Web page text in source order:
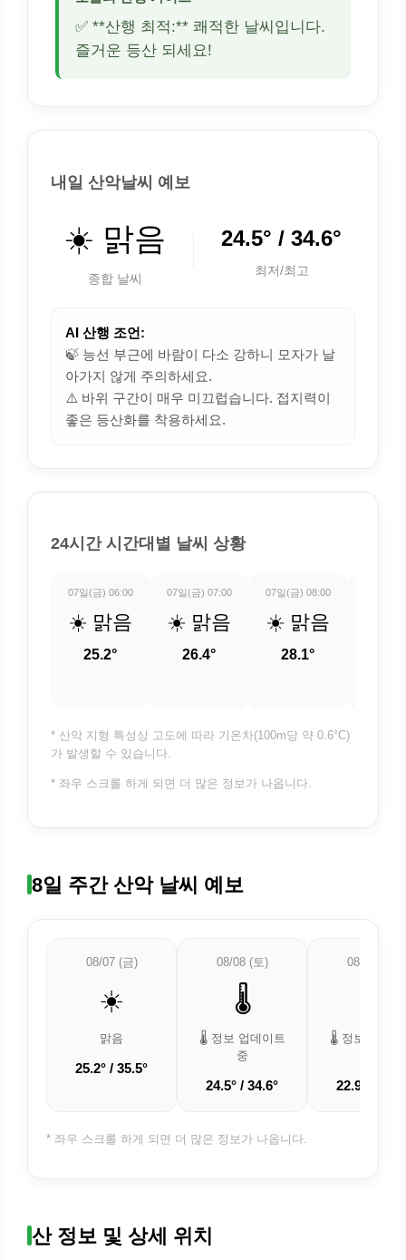
✅ **산행 최적:** 쾌적한 날씨입니다.
즐거운 등산 되세요!
내일 산악날씨 예보
☀️ 맑음
종합 날씨
24.5° / 34.6°
최저/최고
AI 산행 조언:
🍃 능선 부근에 바람이 다소 강하니 모자가 날
아가지 않게 주의하세요.
⚠️ 바위 구간이 매우 미끄럽습니다. 접지력이
좋은 등산화를 착용하세요.
24시간 시간대별 날씨 상황
07일(금) 06:00
☀️ 맑음
25.2°
07일(금) 07:00
☀️ 맑음
26.4°
07일(금) 08:00
☀️ 맑음
28.1°
* 산악 지형 특성상 고도에 따라 기온차(100m당 약 0.6°C)
가 발생할 수 있습니다.
* 좌우 스크롤 하게 되면 더 많은 정보가 나옵니다.
8일 주간 산악 날씨 예보
08/07 (금)
☀️
맑음
25.2° / 35.5°
08/08 (토)
🌡️
🌡️ 정보 업데이트
중
24.5° / 34.6°
08/09 (일)
🌡️ 정보 업데이
22.9° /
* 좌우 스크롤 하게 되면 더 많은 정보가 나옵니다.
산 정보 및 상세 위치